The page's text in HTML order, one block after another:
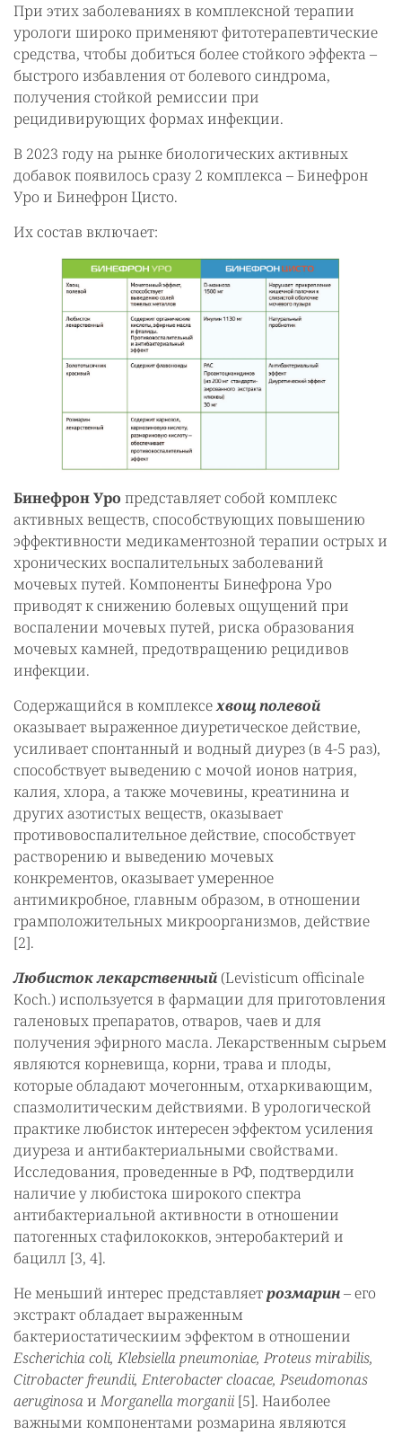
При этих заболеваниях в комплексной терапии
урологи широко применяют фитотерапевтические
средства, чтобы добиться более стойкого эффекта –
быстрого избавления от болевого синдрома,
получения стойкой ремиссии при
рецидивирующих формах инфекции.
В 2023 году на рынке биологических активных
добавок появилось сразу 2 комплекса – Бинефрон
Уро и Бинефрон Цисто.
Их состав включает:
Бинефрон Уро представляет собой комплекс
активных веществ, способствующих повышению
эффективности медикаментозной терапии острых и
хронических воспалительных заболеваний
мочевых путей. Компоненты Бинефрона Уро
приводят к снижению болевых ощущений при
воспалении мочевых путей, риска образования
мочевых камней, предотвращению рецидивов
инфекции.
Содержащийся в комплексехвощ полевой
оказывает выраженное диуретическое действие,
усиливает спонтанный и водный диурез (в 4-5 раз),
способствует выведению с мочой ионов натрия,
калия, хлора, а также мочевины, креатинина и
других азотистых веществ, оказывает
противовоспалительное действие, способствует
растворению и выведению мочевых
конкрементов, оказывает умеренное
антимикробное, главным образом, в отношении
грамположительных микроорганизмов, действие
[2].
Любисток лекарственный (Levisticum officinale
Koch.) используется в фармации для приготовления
галеновых препаратов, отваров, чаев и для
получения эфирного масла. Лекарственным сырьем
являются корневища, корни, трава и плоды,
которые обладают мочегонным, отхаркивающим,
спазмолитическим действиями. В урологической
практике любисток интересен эффектом усиления
диуреза и антибактериальными свойствами.
Исследования, проведенные в РФ, подтвердили
наличие у любистока широкого спектра
антибактериальной активности в отношении
патогенных стафилококков, энтеробактерий и
бацилл [3, 4].
Не меньший интерес представляетрозмарин– его
экстракт обладает выраженным
бактериостатическиим эффектом в отношении
Escherichia coli, Klebsiella pneumoniae, Proteus mirabilis,
Citrobacter freundii, Enterobacter cloacae, Pseudomonas
aeruginosaи Morganella morganii [5]. Наиболее
важными компонентами розмарина являются